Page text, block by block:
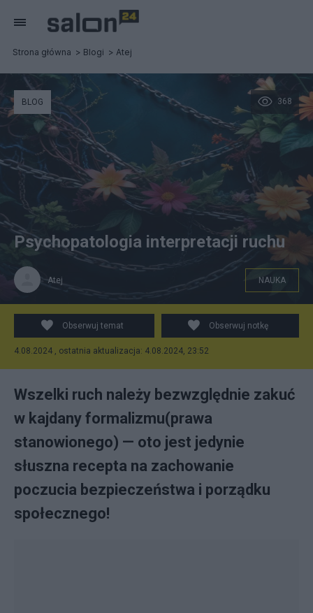
Strona główna Blogi Atej
368
BLOG
Psychopatologia interpretacji ruchu
Atej NAUKA
Obserwuj temat Obserwuj notkę
4.08.2024 , ostatnia aktualizacja: 4.08.2024, 23:52
Wszelki ruch należy bezwzględnie zakuć
w kajdany formalizmu(prawa
stanowionego) — oto jest jedynie
słuszna recepta na zachowanie
poczucia bezpieczeństwa i porządku
społecznego!